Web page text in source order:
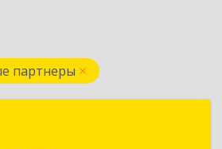
партнеры